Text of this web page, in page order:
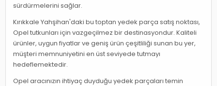
sürdürmelerini sağlar.
Kırıkkale Yahşihan'daki bu toptan yedek parça satış noktası,
Opel tutkunları için vazgeçilmez bir destinasyondur. Kaliteli
ürünler, uygun fiyatlar ve geniş ürün çeşitliliği sunan bu yer,
müşteri memnuniyetini en üst seviyede tutmayı
hedeflemektedir.
Opel aracınızın ihtiyaç duyduğu yedek parçaları temin